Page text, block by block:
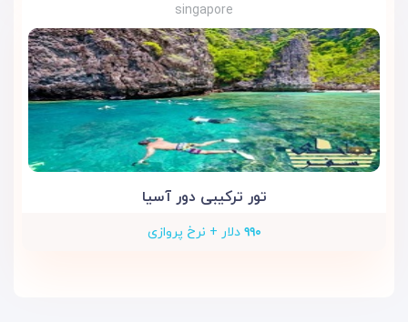
singapore
تور ترکیبی دور آسیا
۹۹۰ دلار + نرخ پروازی